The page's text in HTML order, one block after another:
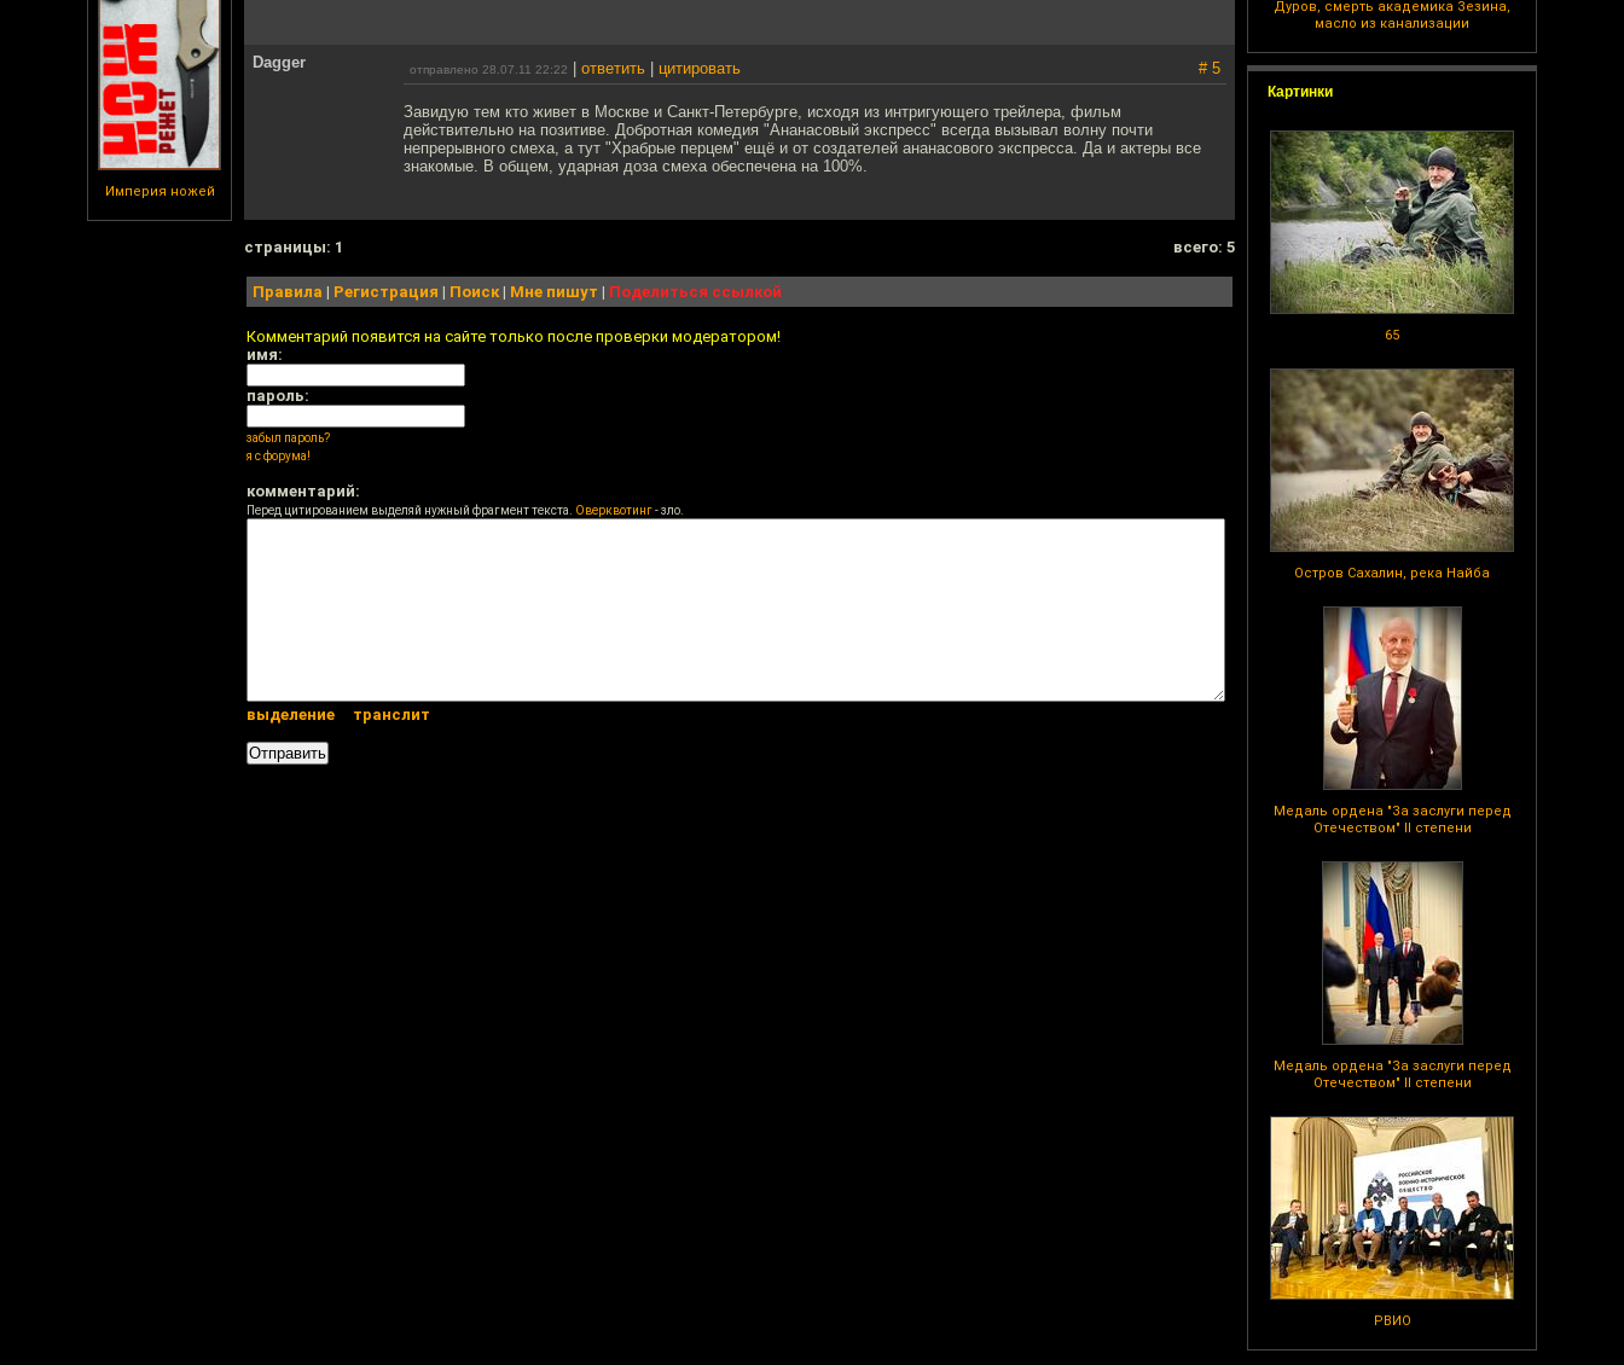
Империя ножей
Дуров, смерть академика Зезина,
масло из канализации
Картинки
65
Остров Сахалин, река Найба
Медаль ордена "За заслуги перед
Отечеством" II степени
Медаль ордена "За заслуги перед
Отечеством" II степени
РВИО
Dagger отправлено 28.07.11 22:22 ответить цитировать # 5
Завидую тем кто живет в Москве и Санкт-Петербурге, исходя из интригующего трейлера, фильм
действительно на позитиве. Добротная комедия "Ананасовый экспресс" всегда вызывал волну почти
непрерывного смеха, а тут "Храбрые перцем" ещё и от создателей ананасового экспресса. Да и актеры все
знакомые. В общем, ударная доза смеха обеспечена на 100%.
cтраницы: 1 всего: 5
Правила | Регистрация | Поиск| Мне пишут | Поделиться ссылкой
Комментарий появится на сайте только после проверки модератором!
имя:
пароль:
забыл пароль?
я с форума!
комментарий:
Перед цитированием выделяй нужный фрагмент текста. Оверквотинг- зло.
выделение транслит